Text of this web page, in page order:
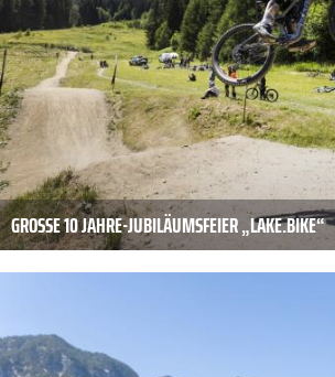
GROSSE 10 JAHRE-JUBILÄUMSFEIER „LAKE.BIKE“